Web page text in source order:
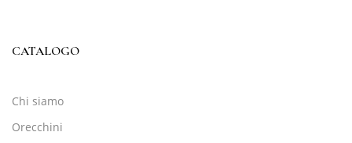
CATALOGO
Chi siamo
Orecchini